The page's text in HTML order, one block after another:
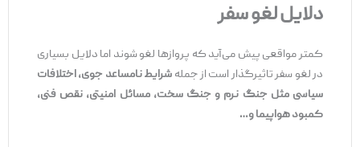
دلایل لغو سفر
کمتر مواقعی پیش می‌آید که پروازها لغو شوند اما دلایل بسیاری
در لغو سفر تاثیرگذار است از جملهشرایط نامساعد جوی، اختلافات
سیاسی مثل جنگ نرم و جنگ سخت، مسائل امنیتی، نقص فنی،
کمبود هواپیما و…